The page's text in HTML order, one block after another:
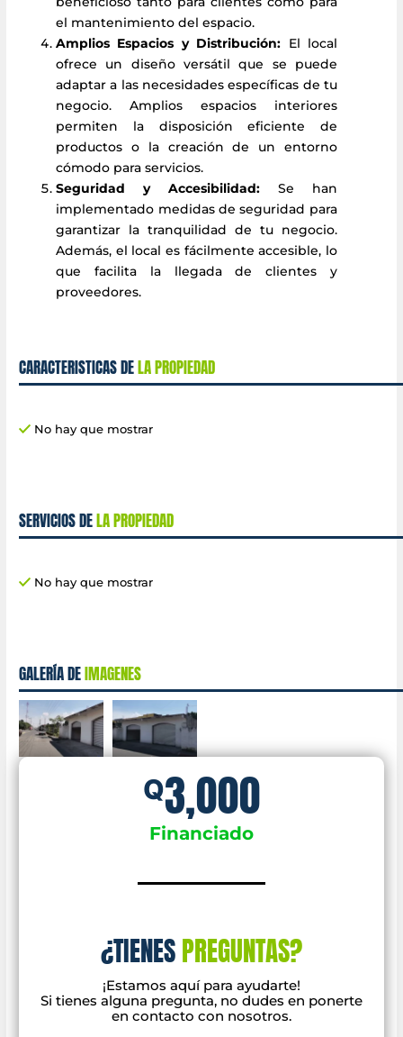
el mantenimiento del espacio.
Amplios Espacios y Distribución: El local
ofrece un diseño versátil que se puede
adaptar a las necesidades específicas de tu
negocio. Amplios espacios interiores
permiten la disposición eficiente de
productos o la creación de un entorno
cómodo para servicios.
Seguridad y Accesibilidad: Se han
implementado medidas de seguridad para
garantizar la tranquilidad de tu negocio.
Además, el local es fácilmente accesible, lo
que facilita la llegada de clientes y
proveedores.
CARACTERISTICAS DELA PROPIEDAD
No hay que mostrar
SERVICIOS DELA PROPIEDAD
No hay que mostrar
GALERÍA DEIMAGENES
Q3,000
Financiado
¿TIENESPREGUNTAS?
¡Estamos aquípara ayudarte!
Si tienes alguna pregunta, no dudes en ponerte
en contacto con nosotros.